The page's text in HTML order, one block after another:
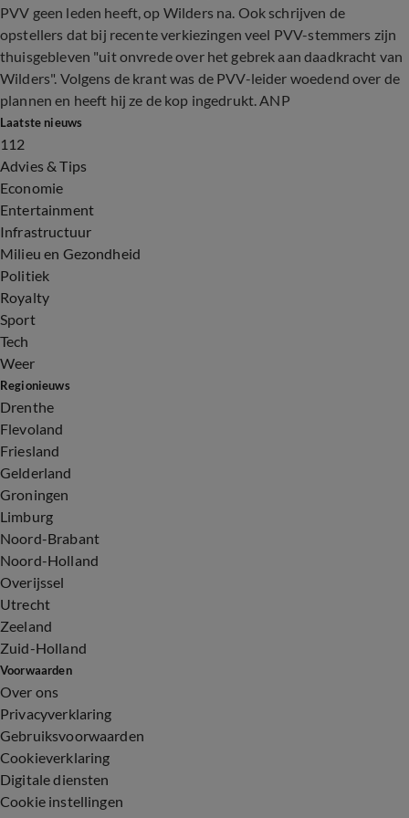
PVV geen leden heeft, op Wilders na. Ook schrijven de
opstellers dat bij recente verkiezingen veel PVV-stemmers zijn
thuisgebleven "uit onvrede over het gebrek aan daadkracht van
Wilders". Volgens de krant was de PVV-leider woedend over de
plannen en heeft hij ze de kop ingedrukt. ANP
Laatste nieuws
112
Advies & Tips
Economie
Entertainment
Infrastructuur
Milieu en Gezondheid
Politiek
Royalty
Sport
Tech
Weer
Regionieuws
Drenthe
Flevoland
Friesland
Gelderland
Groningen
Limburg
Noord-Brabant
Noord-Holland
Overijssel
Utrecht
Zeeland
Zuid-Holland
Voorwaarden
Over ons
Privacyverklaring
Gebruiksvoorwaarden
Cookieverklaring
Digitale diensten
Cookie instellingen